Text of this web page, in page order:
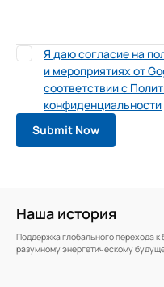
Я даю согласие на
и ​​мероприятиях от
соответствии с
конфиденциальности
Наша история
Поддержка глобального перехода к
разумному энергетическому